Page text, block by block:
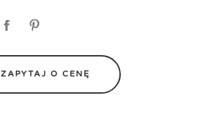
ZAPYTAJ O CENĘ